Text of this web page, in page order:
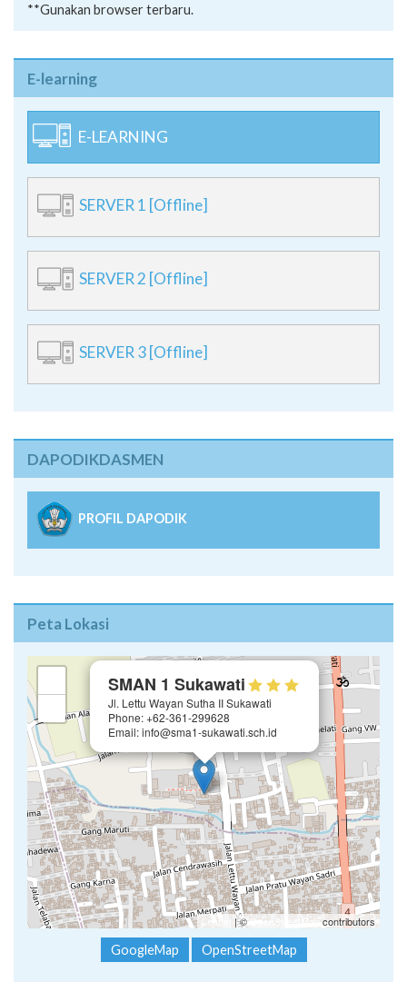
**Gunakan browser terbaru.
E-learning
E-LEARNING
SERVER 1 [Offline]
SERVER 2 [Offline]
SERVER 3 [Offline]
DAPODIKDASMEN
PROFIL DAPODIK
Peta Lokasi
SMAN 1 Sukawati
Jl. Lettu Wayan Sutha II Sukawati
Phone: +62-361-299628
Email: info@sma1-sukawati.sch.id
Leaflet | ©OpenStreetMap contributors
GoogleMap OpenStreetMap